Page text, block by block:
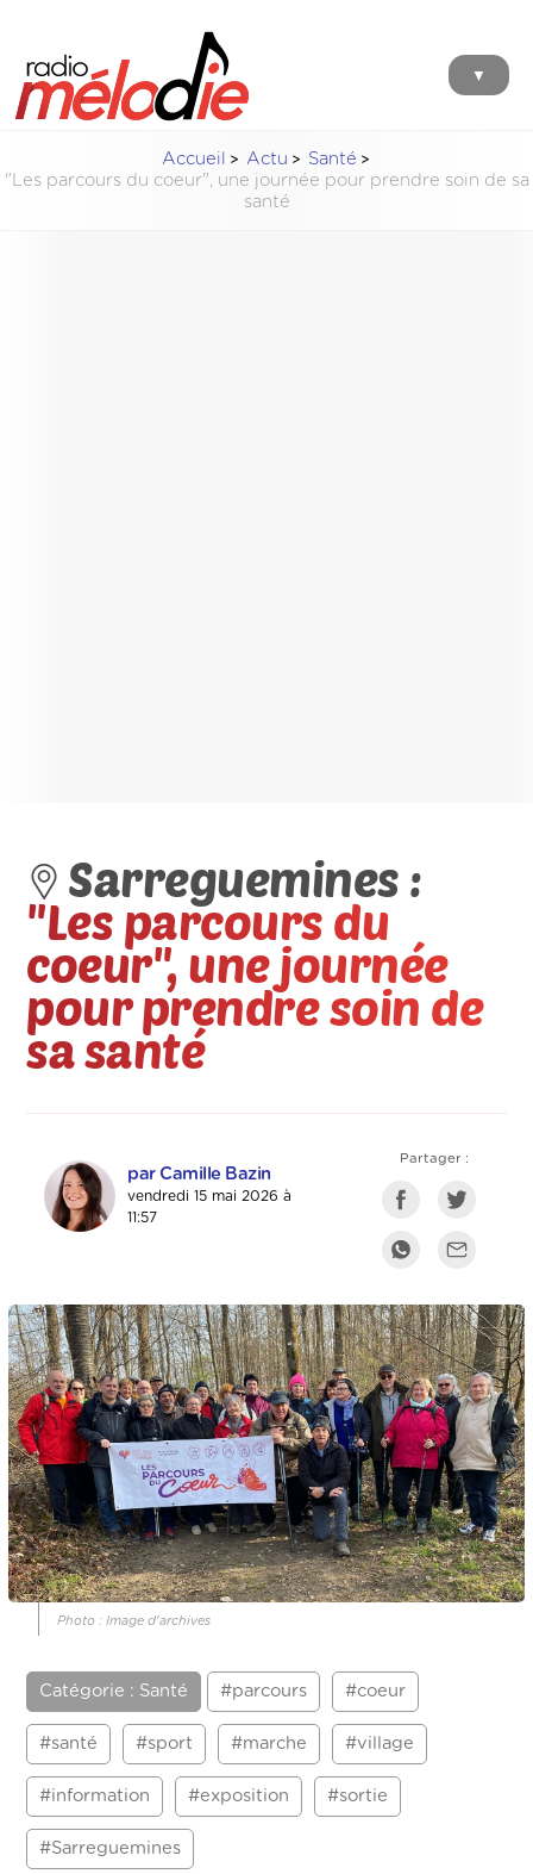
▼
Accueil Actu
Santé
"Les parcours du coeur", une journée pour prendre soin de sa
santé
Sarreguemines :
"Les parcours du
coeur", une journée
pour prendre soin de
sa santé
par Camille Bazin
vendredi 15 mai 2026 à
11:57
Partager :
Photo : Image d'archives
Catégorie : Santé #parcours #coeur
#santé #sport #marche #village
#information #exposition #sortie
#Sarreguemines